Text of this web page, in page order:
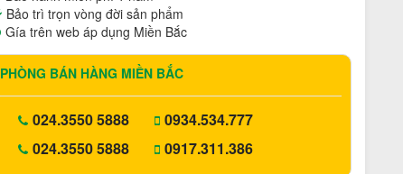
Bảo trì trọn vòng đời sản phẩm
Gía trên web áp dụng Miền Bắc
PHÒNG BÁN HÀNG MIỀN BẮC
024.3550 5888
024.3550 5888
0934.534.777
0917.311.386